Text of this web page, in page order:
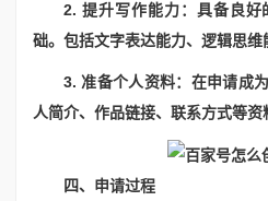
2. 提升写作能力：具备良
础。包括文字表达能力、逻辑思维
3. 准备个人资料：在申请成
人简介、作品链接、联系方式等资
四、申请过程